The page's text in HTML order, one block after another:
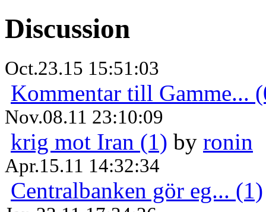
Discussion
Oct.23.15 15:51:03
Kommentar till Gamme...
Nov.08.11 23:10:09
krig mot Iran (1) by ronin
Apr.15.11 14:32:34
Centralbanken gör eg... (1)